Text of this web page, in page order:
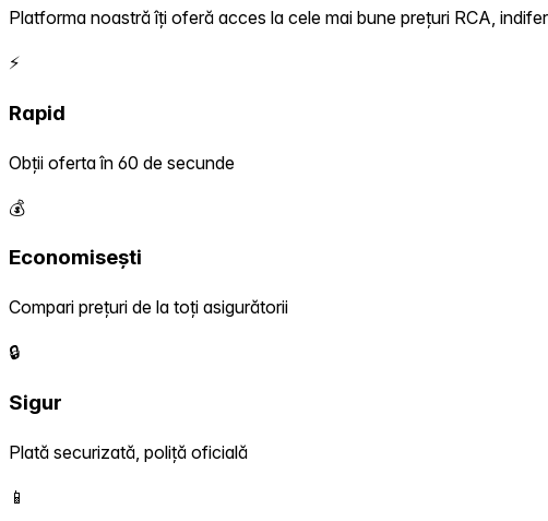
Platforma noastră îți oferă acces la cele mai bune prețuri RCA,
⚡
Rapid
Obții oferta în 60 de secunde
💰
Economisești
Compari prețuri de la toți asigurătorii
🔒
Sigur
Plată securizată, poliță oficială
📱